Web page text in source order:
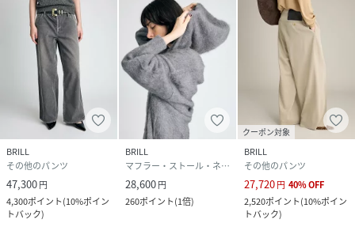
BRILL
その他のパンツ
47,300円
4,300ポイント(10%ポイン
トバック)
BRILL
マフラー・ストール・ネックウォーマー
28,600円
260ポイント(1倍)
クーポン対象
BRILL
その他のパンツ
27,720円 40%OFF
2,520ポイント(10%ポイン
トバック)